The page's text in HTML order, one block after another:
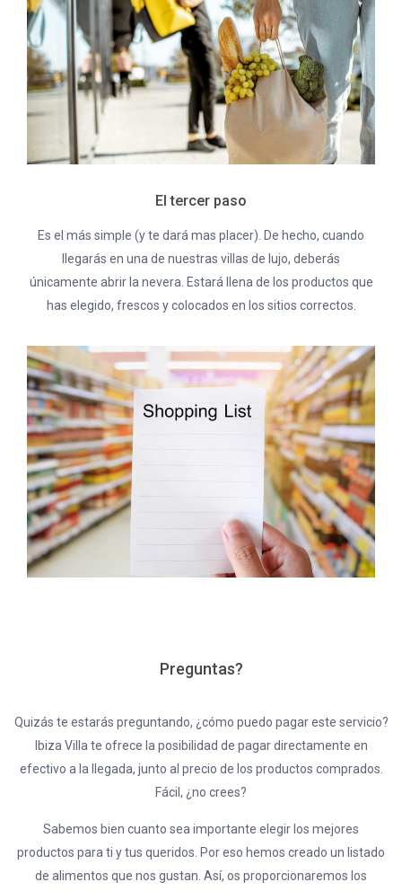
El tercer paso
Es el más simple (y te dará mas placer). De hecho, cuando
llegarás en una de nuestras villas de lujo, deberás
únicamente abrir la nevera. Estará llena de los productos que
has elegido, frescos y colocados en los sitios correctos.
Preguntas?
Quizás te estarás preguntando, ¿cómo puedo pagar este servicio?
Ibiza Villa te ofrece la posibilidad de pagar directamente en
efectivo a la llegada, junto al precio de los productos comprados.
Fácil, ¿no crees?
Sabemos bien cuanto sea importante elegir los mejores
productos para ti y tus queridos. Por eso hemos creado un listado
de alimentos que nos gustan. Así, os proporcionaremos los